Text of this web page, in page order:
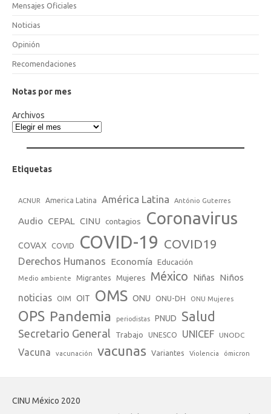
Mensajes Oficiales
Noticias
Opinión
Recomendaciones
Notas por mes
Archivos
Etiquetas
ACNUR America Latina América Latina António Guterres
Audio CEPAL CINU contagios Coronavirus
COVAX COVID COVID-19 COVID19
Derechos Humanos Economía Educación
Medio ambiente Migrantes Mujeres México Niñas Niños
noticias OIM OIT OMS ONU ONU-DH ONU Mujeres
OPS Pandemia periodistas PNUD Salud
Secretario General Trabajo UNESCO UNICEF UNODC
Vacuna vacunación vacunas Variantes Violencia ómicron
CINU México 2020